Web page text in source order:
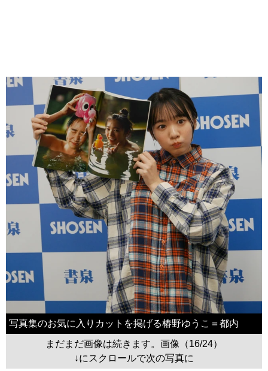
写真集のお気に入りカットを掲げる椿野ゆうこ＝都内
まだまだ画像は続きます。画像（16/24）
↓にスクロールで次の写真に